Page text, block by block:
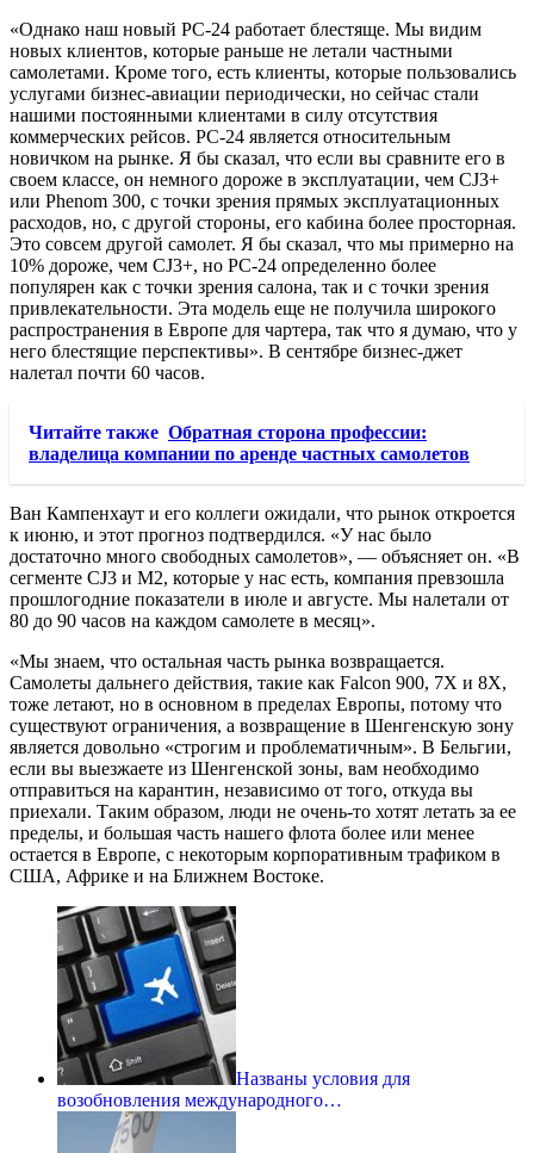
«Однако наш новый PC-24 работает блестяще. Мы видим
новых клиентов, которые раньше не летали частными
самолетами. Кроме того, есть клиенты, которые пользовались
услугами бизнес-авиации периодически, но сейчас стали
нашими постоянными клиентами в силу отсутствия
коммерческих рейсов. PC-24 является относительным
новичком на рынке. Я бы сказал, что если вы сравните его в
своем классе, он немного дороже в эксплуатации, чем CJ3+
или Phenom 300, с точки зрения прямых эксплуатационных
расходов, но, с другой стороны, его кабина более просторная.
Это совсем другой самолет. Я бы сказал, что мы примерно на
10% дороже, чем CJ3+, но PC-24 определенно более
популярен как с точки зрения салона, так и с точки зрения
привлекательности. Эта модель еще не получила широкого
распространения в Европе для чартера, так что я думаю, что у
него блестящие перспективы». В сентябре бизнес-джет
налетал почти 60 часов.
Читайте также Обратная сторона профессии:
владелица компании по аренде частных самолетов
Ван Кампенхаут и его коллеги ожидали, что рынок откроется
к июню, и этот прогноз подтвердился. «У нас было
достаточно много свободных самолетов», — объясняет он. «В
сегменте CJ3 и M2, которые у нас есть, компания превзошла
прошлогодние показатели в июле и августе. Мы налетали от
80 до 90 часов на каждом самолете в месяц».
«Мы знаем, что остальная часть рынка возвращается.
Самолеты дальнего действия, такие как Falcon 900, 7X и 8X,
тоже летают, но в основном в пределах Европы, потому что
существуют ограничения, а возвращение в Шенгенскую зону
является довольно «строгим и проблематичным». В Бельгии,
если вы выезжаете из Шенгенской зоны, вам необходимо
отправиться на карантин, независимо от того, откуда вы
приехали. Таким образом, люди не очень-то хотят летать за ее
пределы, и большая часть нашего флота более или менее
остается в Европе, с некоторым корпоративным трафиком в
США, Африке и на Ближнем Востоке.
Названы условия для
возобновления международного…